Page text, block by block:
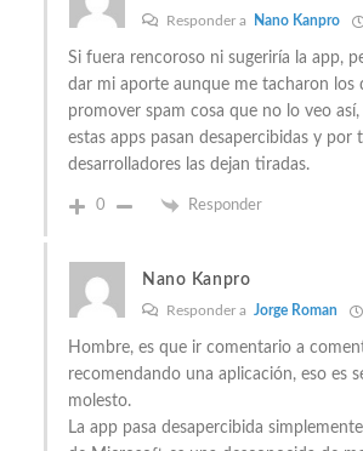
Responder a Nano Kanpro
Si fuera rencoroso ni sugeriría la app,
dar mi aporte aunque me tacharon los
promover spam cosa que no lo veo
estas apps pasan desapercibidas y por
desarrolladores las dejan tiradas.
0 Responder
Nano Kanpro
Responder a Jorge Roman
Hombre, es que ir comentario a
recomendando una aplicación, eso es
molesto.
La app pasa desapercibida